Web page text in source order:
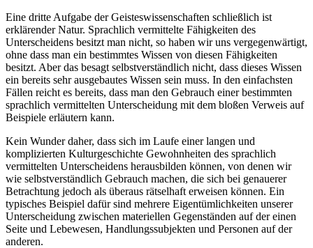
Eine dritte Aufgabe der Geisteswissenschaften schließlich ist
erklärender Natur. Sprachlich vermittelte Fähigkeiten des
Unterscheidens besitzt man nicht, so haben wir uns vergegenwärtigt,
ohne dass man ein bestimmtes Wissen von diesen Fähigkeiten
besitzt. Aber das besagt selbstverständlich nicht, dass dieses Wissen
ein bereits sehr ausgebautes Wissen sein muss. In den einfachsten
Fällen reicht es bereits, dass man den Gebrauch einer bestimmten
sprachlich vermittelten Unterscheidung mit dem bloßen Verweis auf
Beispiele erläutern kann.
Kein Wunder daher, dass sich im Laufe einer langen und
komplizierten Kulturgeschichte Gewohnheiten des sprachlich
vermittelten Unterscheidens herausbilden können, von denen wir
wie selbstverständlich Gebrauch machen, die sich bei genauerer
Betrachtung jedoch als überaus rätselhaft erweisen können. Ein
typisches Beispiel dafür sind mehrere Eigentümlichkeiten unserer
Unterscheidung zwischen materiellen Gegenständen auf der einen
Seite und Lebewesen, Handlungssubjekten und Personen auf der
anderen.